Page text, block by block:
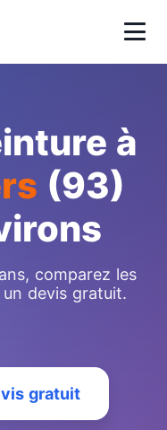
à
(93)
comparez les
devis gratuit.
gratuit